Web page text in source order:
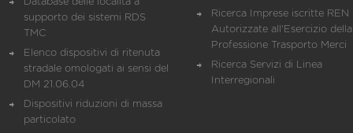
supporto dei sistemi RDS
TMC
Elenco dispositivi di ritenuta
stradale omologati ai sensi del
DM 21.06.04
Dispositivi riduzioni di massa
particolato
Ricerca Imprese iscritte REN
Autorizzate all'Esercizio della
Professione Trasporto Merci
Ricerca Servizi di Linea
Interregionali